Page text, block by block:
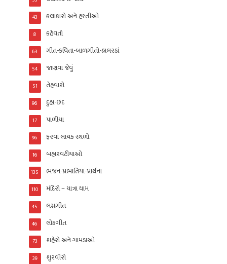
કલાકારો અને હસ્તીઓ
43
કહેવતો
8
ગીત-કવિતા-બાળગીતો-હાલરડાં
63
જાણવા જેવું
54
તેહવારો
51
દુહા-છંદ
96
પાળીયા
17
ફરવા લાયક સ્થળો
96
બહારવટીયાઓ
16
ભજન-પ્રભાતિયા-પ્રાર્થના
135
મંદિરો – યાત્રા ધામ
110
લગ્નગીત
45
લોકગીત
46
શહેરો અને ગામડાઓ
73
શુરવીરો
39